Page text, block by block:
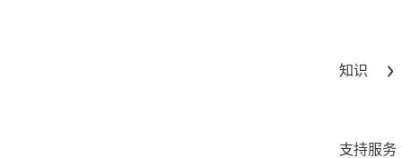
知识
支持服务